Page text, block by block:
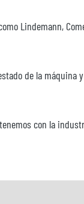
Lindemann,
de la máquina
con la